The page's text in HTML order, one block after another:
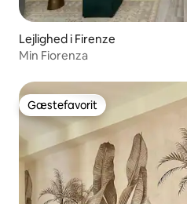
Lejlighed i Firenze
Min Fiorenza
Gæstefavorit
Gæstefavorit